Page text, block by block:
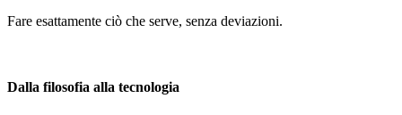
Fare esattamente ciò che serve, senza deviazioni.
Dalla filosofia alla tecnologia